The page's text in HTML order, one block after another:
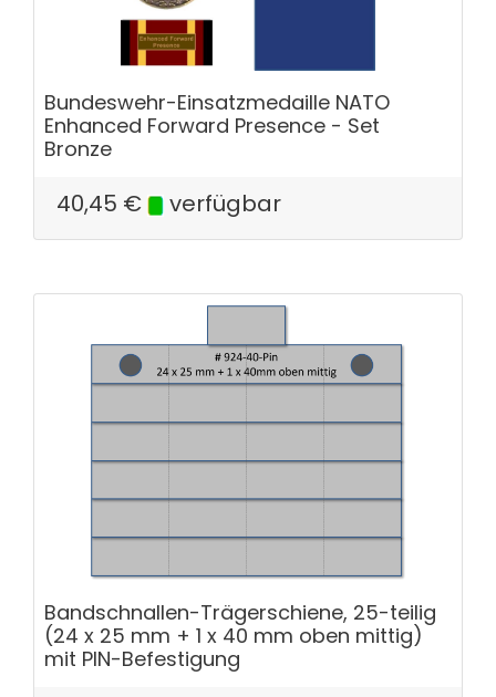
Bundeswehr-Einsatzmedaille NATO
Enhanced Forward Presence - Set
Bronze
40,45 € verfügbar
Bandschnallen-Trägerschiene, 25-teilig
(24 x 25 mm + 1 x 40 mm oben mittig)
mit PIN-Befestigung